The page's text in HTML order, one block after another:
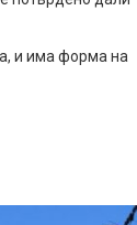
и има форма на